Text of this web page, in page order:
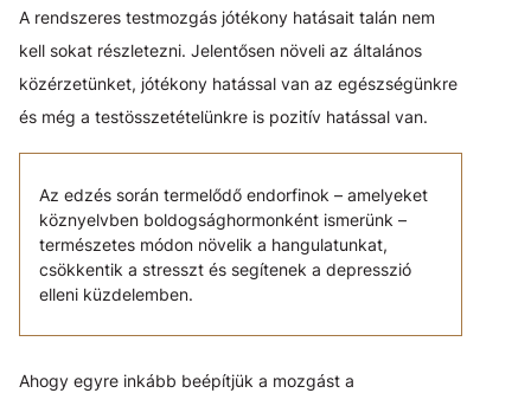
A rendszeres testmozgás jótékony hatásait talán nem
kell sokat részletezni. Jelentősen növeli az általános
közérzetünket, jótékony hatással van az egészségünkre
és még a testösszetételünkre is pozitív hatással van.
Az edzés során termelődő endorfinok – amelyeket
köznyelvben boldogsághormonként ismerünk –
természetes módon növelik a hangulatunkat,
csökkentik a stresszt és segítenek a depresszió
elleni küzdelemben.
Ahogy egyre inkább beépítjük a mozgást a